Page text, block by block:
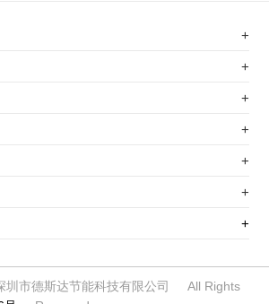
+
+
+
+
+
+
+
圳市德斯达节能科技有限公司 All Rights